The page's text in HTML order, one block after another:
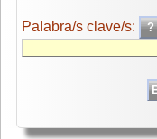
Palabra/s clave/s: